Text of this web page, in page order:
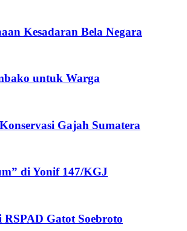
Kesadaran Bela Negara
untuk Warga
Gajah Sumatera
di Yonif 147/KGJ
Gatot Soebroto​